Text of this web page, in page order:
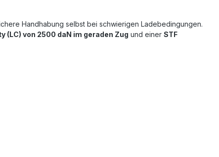
Handhabung selbst bei schwierigen Ladebedingungen.
(LC) von 2500 daN im geraden Zug und einer STF